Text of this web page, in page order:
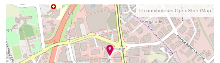
© contributeurs OpenStreetMap